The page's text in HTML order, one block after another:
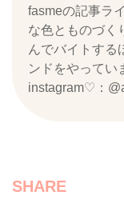
fasmeの記事ラ
な色とものづく
んでバイトする
ンドをやってい
instagram♡：
SHARE